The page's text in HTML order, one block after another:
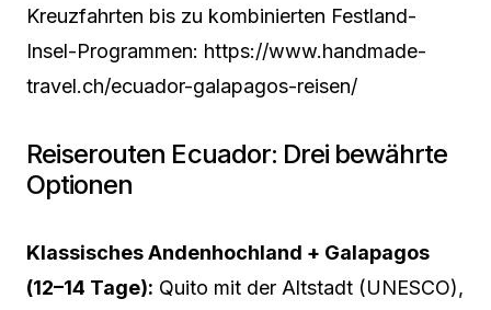
Kreuzfahrten bis zu kombinierten Festland-
Insel-Programmen: https://www.handmade-
travel.ch/ecuador-galapagos-reisen/
Reiserouten Ecuador: Drei bewährte
Optionen
Klassisches Andenhochland + Galapagos
(12–14 Tage): Quito mit der Altstadt (UNESCO),